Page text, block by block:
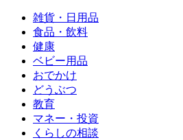
雑貨・日用品
食品・飲料
健康
ベビー用品
おでかけ
どうぶつ
教育
マネー・投資
くらしの相談